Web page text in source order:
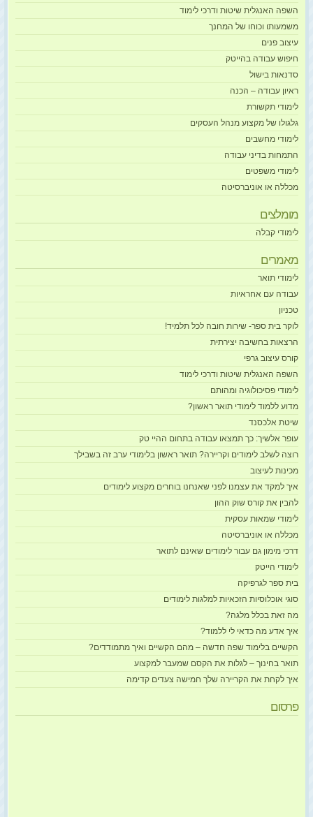
השפה האנגלית שיטות ודרכי לימוד
משמעותו וכוחו של המחנך
עיצוב פנים
חיפוש עבודה בהייטק
סדנאות בישול
ראיון עבודה – הכנה
לימודי תקשורת
גלגולו של מקצוע מנהל העסקים
לימודי מחשבים
התמחות בדיני עבודה
לימודי משפטים
מכללה או אוניברסיטה
מומלצים
לימודי קבלה
מאמרים
לימודי תואר
עבודה עם אחראיות
טכניון
לוקר בית ספר- שירות חובה לכל תלמיד!
הרצאות בחשיבה יצירתית
קורס עיצוב גרפי
השפה האנגלית שיטות ודרכי לימוד
לימודי פסיכולוגיה ומהותם
מדוע ללמוד לימודי תואר ראשון?
שיטת אלכסנד
עופר אלשיך: כך תמצאו עבודה בתחום ההיי טק
רוצה לשלב לימודים וקריירה? תואר ראשון בלימודי ערב זה בשבילך
מכינות לעיצוב
איך למקד את עצמנו לפני שאנחנו בוחרים מקצוע לימודים
להבין את קורס שוק ההון
לימודי שמאות עסקית
מכללה או אוניברסיטה
דרכי מימון גם עבור לימודים שאינם לתואר
לימודי הייטק
בית ספר לגרפיקה
סוגי אוכלוסיות הזכאיות למלגות לימודים
מה זאת בכלל מלגה?
איך אדע מה כדאי לי ללמוד?
הקשיים בלימוד שפה חדשה – מהם הקשיים ואיך מתמודדים?
תואר בחינוך – לגלות את הקסם שמעבר למקצוע
איך לקחת את הקריירה שלך חמישה צעדים קדימה
פרסום